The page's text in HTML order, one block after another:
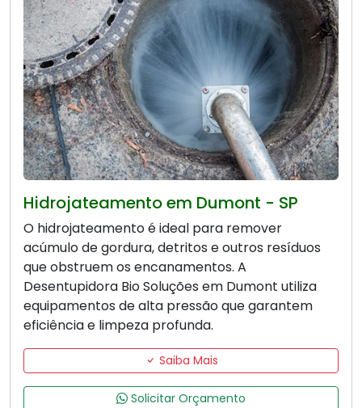
Hidrojateamento em Dumont - SP
O hidrojateamento é ideal para remover
acúmulo de gordura, detritos e outros resíduos
que obstruem os encanamentos. A
Desentupidora Bio Soluções em Dumont utiliza
equipamentos de alta pressão que garantem
eficiência e limpeza profunda.
Saiba Mais
Solicitar Orçamento